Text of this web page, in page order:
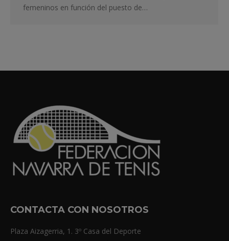
femeninos en función del puesto de…
CONTACTA CON NOSOTROS
Plaza Aizagerria, 1. 3º Casa del Deporte